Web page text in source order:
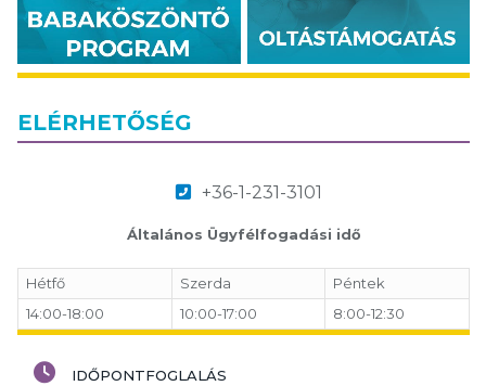
ELÉRHETŐSÉG
+36-1-231-3101
Általános Ügyfélfogadási idő
Hétfő Szerda
Péntek
14:00-18:00
10:00-17:00 8:00-12:30
IDŐPONTFOGLALÁS